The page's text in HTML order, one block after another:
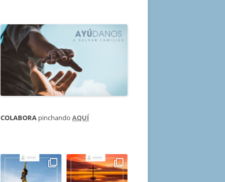
COLABORA pinchando AQUÍ